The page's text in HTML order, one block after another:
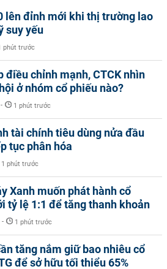
lên đỉnh mới khi thị trường lao
suy yếu
phút trước
điều chỉnh mạnh, CTCK nhìn
ở nhóm cổ phiếu nào?
- 1 phút trước
tài chính tiêu dùng nửa đầu
tục phân hóa
1 phút trước
Xanh muốn phát hành cổ
tỷ lệ 1:1 để tăng thanh khoản
- 1 phút trước
tăng nắm giữ bao nhiêu cổ
để sở hữu tối thiểu 65%